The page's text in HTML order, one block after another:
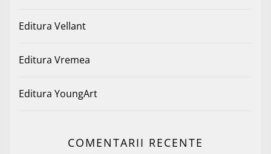
Editura Vellant
Editura Vremea
Editura YoungArt
COMENTARII RECENTE